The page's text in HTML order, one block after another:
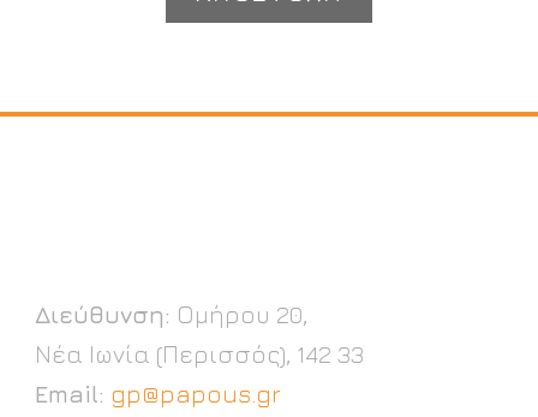
Διεύθυνση: Ομήρου 20,
Νέα Ιωνία (Περισσός), 142 33
Email: gp@papous.gr